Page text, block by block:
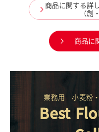
商品に関する詳
（創
商品に
業務用 小麦粉
Best